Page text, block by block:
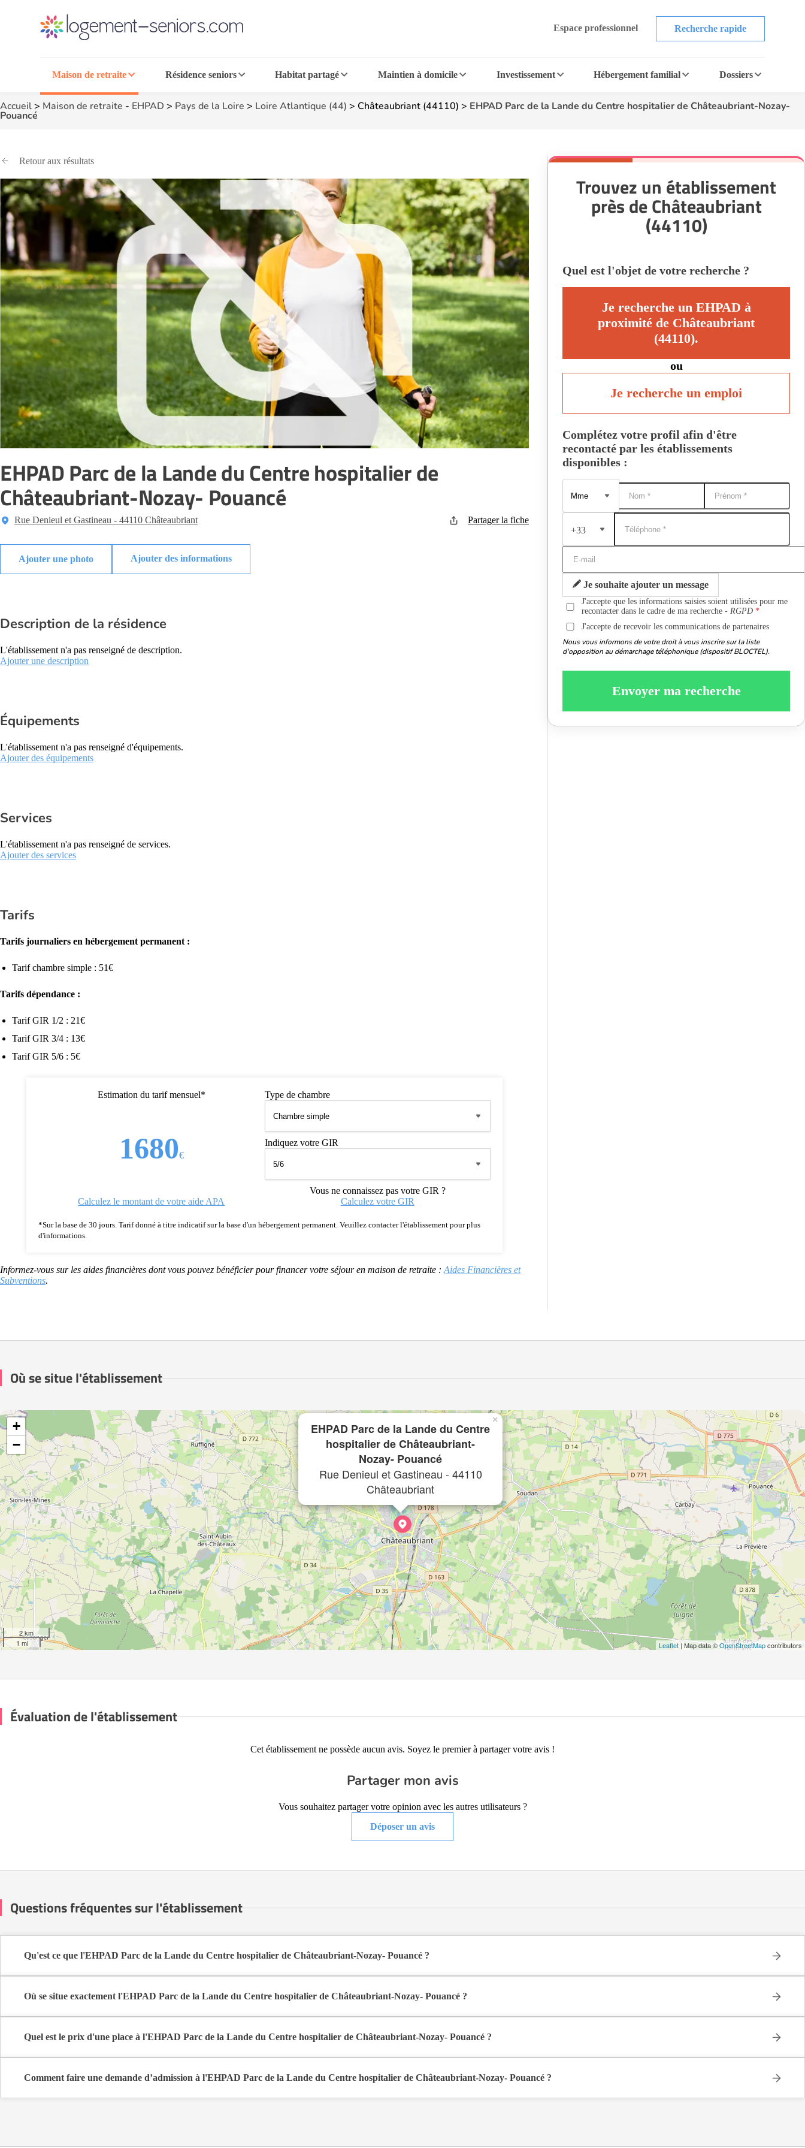
Espace professionnel Recherche rapide
Maison de retraite Résidence seniors Habitat partagé Maintien à domicile Investissement Hébergement familial Dossiers
Accueil> Maison de retraite - EHPAD > Pays de la Loire > Loire Atlantique (44) > Châteaubriant (44110) > EHPAD Parc de la Lande du Centre hospitalier de Châteaubriant-Nozay-
Pouancé
Retour aux résultats
EHPAD Parc de la Lande du Centre hospitalier de
Châteaubriant-Nozay- Pouancé
Rue Denieul et Gastineau - 44110 Châteaubriant Partager la fiche
Ajouter des informations
Description de la résidence
L'établissement n'a pas renseigné de description.
Ajouter une description
Équipements
L'établissement n'a pas renseigné d'équipements.
Ajouter des équipements
Services
L'établissement n'a pas renseigné de services.
Ajouter des services
Tarifs
Tarifs journaliers en hébergement permanent :
Tarif chambre simple : 51€
Tarifs dépendance :
Tarif GIR 1/2 : 21€
Tarif GIR 3/4 : 13€
Tarif GIR 5/6 : 5€
Estimation du tarif mensuel*
1680€
Calculez le montant de votre aide APA
Type de chambre
Indiquez votre GIR
Vous ne connaissez pas votre GIR ?
Calculez votre GIR
*Sur la base de 30 jours. Tarif donné à titre indicatif sur la base d'un hébergement permanent. Veuillez contacter l'établissement pour plus
d'informations.
Informez-vous sur les aides financières dont vous pouvez bénéficier pour financer votre séjour en maison de retraite : Aides Financières et
Subventions.
Trouvez un établissement
près de Châteaubriant
(44110)
Quel est l'objet de votre recherche ?
Je recherche un EHPAD à
proximité de Châteaubriant
(44110).
ou
Je recherche un emploi
Complétez votre profil afin d'être
recontacté par les établissements
disponibles :
+33
Je souhaite ajouter un message
J'accepte que les informations saisies soient utilisées pour me
recontacter dans le cadre de ma recherche -RGPD
J'accepte de recevoir les communications de partenaires
Nous vous informons de votre droit à vous inscrire sur la liste
d'opposition au démarchage téléphonique (dispositif BLOCTEL).
Envoyer ma recherche
Où se situe l'établissement
EHPAD Parc de la Lande du Centre
hospitalier de Châteaubriant-
Nozay- Pouancé
Rue Denieul et Gastineau - 44110
Châteaubriant
×
+
−
2 km
1 mi
Leaflet | Map data ©OpenStreetMapcontributors
Évaluation de l'établissement
Cet établissement ne possède aucun avis. Soyez le premier à partager votre avis !
Partager mon avis
Vous souhaitez partager votre opinion avec les autres utilisateurs ?
Déposer un avis
Questions fréquentes sur l'établissement
Qu'est ce que l'EHPAD Parc de la Lande du Centre hospitalier de Châteaubriant-Nozay- Pouancé ?
Châteaubriant (44110).
Où se situe exactement l'EHPAD Parc de la Lande du Centre hospitalier de Châteaubriant-Nozay- Pouancé ?
Quel est le prix d'une place à l'EHPAD Parc de la Lande du Centre hospitalier de Châteaubriant-Nozay- Pouancé ?
Comment faire une demande d’admission à l'EHPAD Parc de la Lande du Centre hospitalier de Châteaubriant-Nozay- Pouancé ?
coûts et les démarches administratives nécessaires.